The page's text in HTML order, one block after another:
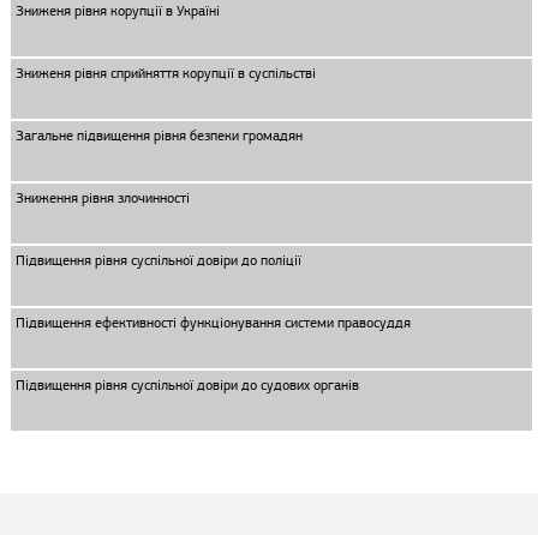
Зниженя рівня корупції в Україні
Зниженя рівня сприйняття корупції в суспільстві
Загальне підвищення рівня безпеки громадян
Зниження рівня злочинності
Підвищення рівня суспільної довіри до поліції
Підвищення ефективності функціонування системи правосуддя
Підвищення рівня суспільної довіри до судових органів